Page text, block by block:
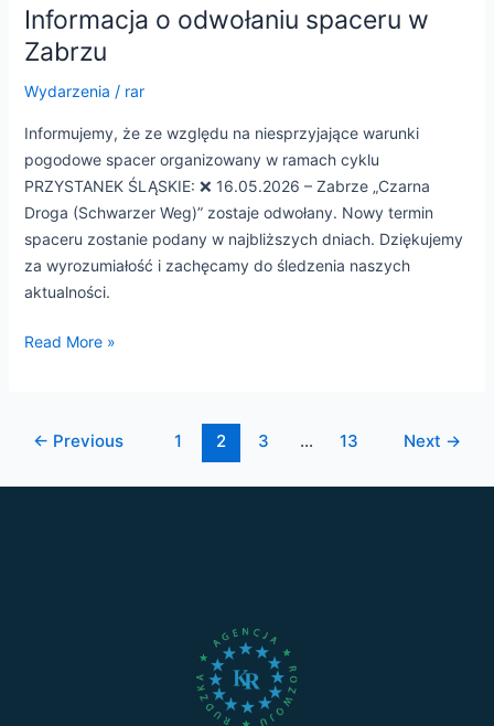
Informacja o odwołaniu spaceru w
Zabrzu
Wydarzenia / rar
Informujemy, że ze względu na niesprzyjające warunki
pogodowe spacer organizowany w ramach cyklu
PRZYSTANEK ŚLĄSKIE: ❌ 16.05.2026 – Zabrze „Czarna
Droga (Schwarzer Weg)” zostaje odwołany. Nowy termin
spaceru zostanie podany w najbliższych dniach. Dziękujemy
za wyrozumiałość i zachęcamy do śledzenia naszych
aktualności.
Read More »
← Previous 1 2 3 … 13 Next →